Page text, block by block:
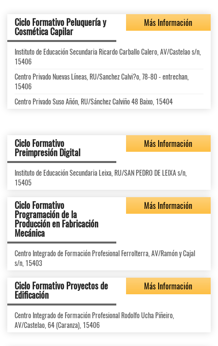
Ciclo Formativo Peluquería y
Cosmética Capilar
Más Información
Instituto de Educación Secundaria Ricardo Carballo Calero, AV/Castelao s/n,
15406
Centro Privado Nuevas Líneas, RU/Sanchez Calvi?o, 78-80 - entrechan,
15406
Centro Privado Suso Añón, RU/Sánchez Calviño 48 Baixo, 15404
Ciclo Formativo
Preimpresión Digital
Más Información
Instituto de Educación Secundaria Leixa, RU/SAN PEDRO DE LEIXA s/n,
15405
Ciclo Formativo
Programación de la
Producción en Fabricación
Mecánica
Más Información
Centro Integrado de Formación Profesional Ferrolterra, AV/Ramón y Cajal
s/n, 15403
Ciclo Formativo Proyectos de
Edificación
Más Información
Centro Integrado de Formación Profesional Rodolfo Ucha Piñeiro,
AV/Castelao, 64 (Caranza), 15406